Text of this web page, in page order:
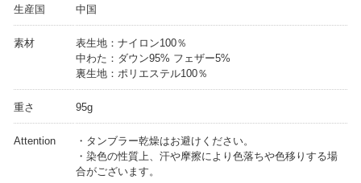
生産国 中国
素材
表生地：ナイロン100％
中わた：ダウン95% フェザー5%
裏生地：ポリエステル100％
重さ 95g
Attention
・タンブラー乾燥はお避けください。
・染色の性質上、汗や摩擦により色落ちや色移りする場
合がございます。